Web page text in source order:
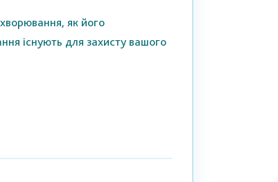
як його
існують для захисту вашого